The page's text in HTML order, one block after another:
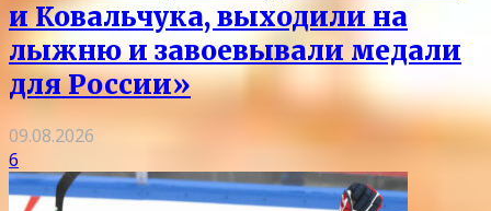
и Ковальчука, выходили на
лыжню и завоевывали медали
для России»
09.08.2026
6